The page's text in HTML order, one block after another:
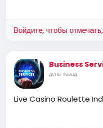
habits. Rathnew
guidance for learners
https://
Войдите, чтобы
Business
день назад
Live Casino Roulette